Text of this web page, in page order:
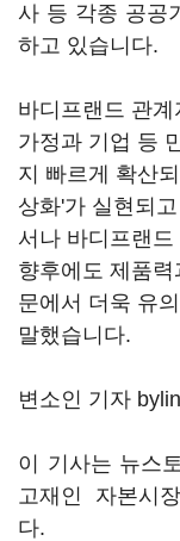
사 등 각종 공공
하고 있습니다.
바디프랜드 관계
가정과 기업 등
지 빠르게 확산
상화'가 실현되
서나 바디프랜
향후에도 제품
문에서 더욱 유
말했습니다.
변소인 기자
이 기사는 뉴스
고재인 자본시
다.